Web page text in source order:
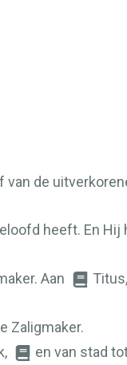
de
heeft. En Hij
Aan Titus,
Zaligmaker.
en van stad